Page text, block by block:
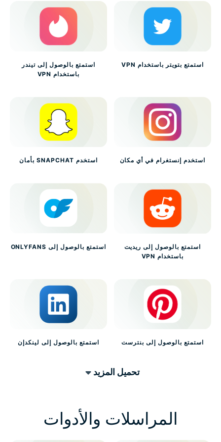
استمتع بتويتر باستخدام VPN
استمتع بالوصول إلى تيندر
باستخدام VPN
استخدم إنستغرام في أي مكان استخدم SNAPCHAT بأمان
استمتع بالوصول إلى ريديت
باستخدام VPN
استمتع بالوصول إلى ONLYFANS
استمتع بالوصول إلى بنترست استمتع بالوصول إلى لينكدإن
تحميل المزيد
المراسلات والأدوات